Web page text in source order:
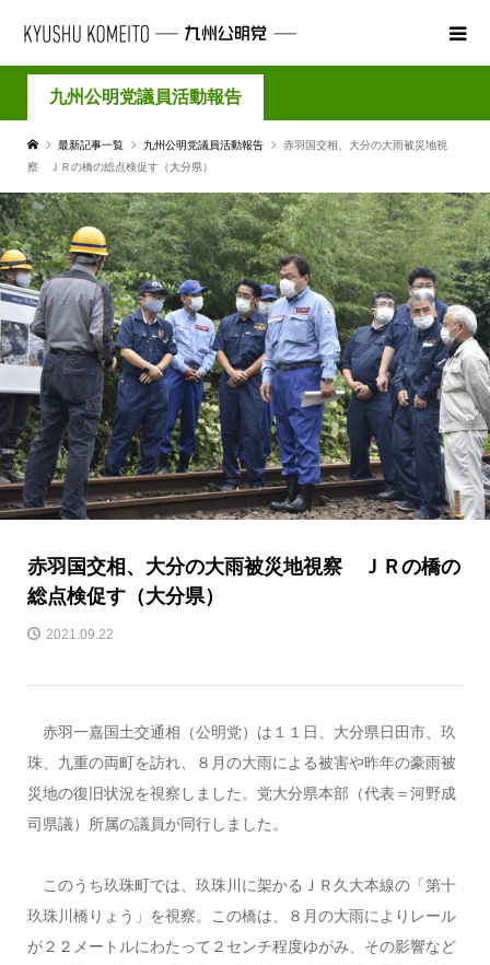
九州公明党議員活動報告
最新記事一覧 九州公明党議員活動報告
赤羽国交相、大分の大雨被災地視
察 ＪＲの橋の総点検促す（大分県）
赤羽国交相、大分の大雨被災地視察 ＪＲの橋の
総点検促す（大分県）
2021.09.22
赤羽一嘉国土交通相（公明党）は１１日、大分県日田市、玖
珠、九重の両町を訪れ、８月の大雨による被害や昨年の豪雨被
災地の復旧状況を視察しました。党大分県本部（代表＝河野成
司県議）所属の議員が同行しました。
このうち玖珠町では、玖珠川に架かるＪＲ久大本線の「第十
玖珠川橋りょう」を視察。この橋は、８月の大雨によりレール
が２２メートルにわたって２センチ程度ゆがみ、その影響など